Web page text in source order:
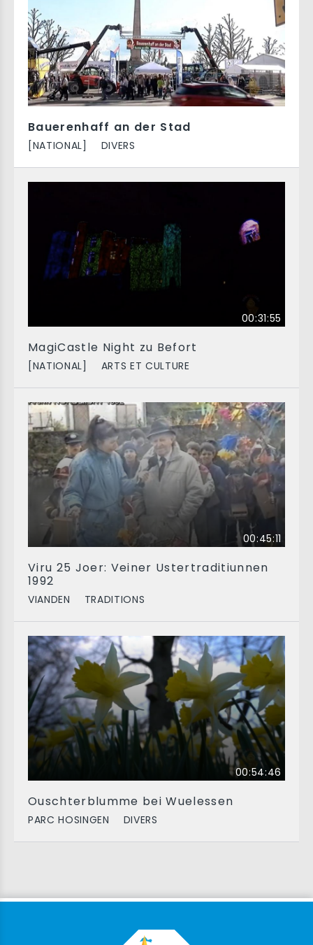
Bauerenhaff an der Stad
[NATIONAL] DIVERS
00:31:55
MagiCastle Night zu Befort
[NATIONAL] ARTS ET CULTURE
00:45:11
Viru 25 Joer: Veiner Ustertraditiunnen
1992
VIANDEN TRADITIONS
00:54:46
Ouschterblumme bei Wuelessen
PARC HOSINGEN DIVERS